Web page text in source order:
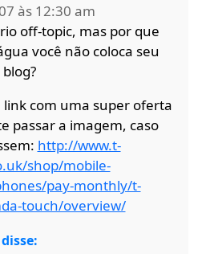
às 12:30 am
off-topic, mas por que
você não coloca seu
link com uma super oferta
passar a imagem, caso
http://www.t-
shop/mobile-
pay-monthly/t-
touch/overview/
disse: